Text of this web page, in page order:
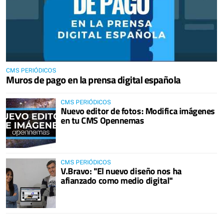
CMS PERIÓDICOS
Muros de pago en la prensa digital española
CMS PERIÓDICOS
Nuevo editor de fotos: Modifica imágenes
en tu CMS Opennemas
CMS PERIÓDICOS
V.Bravo: "El nuevo diseño nos ha
afianzado como medio digital"